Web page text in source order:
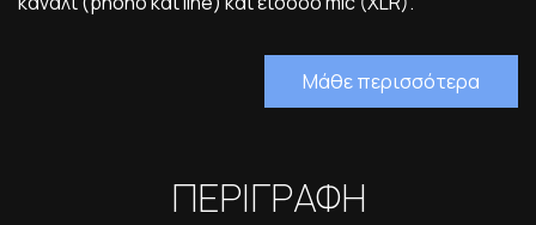
Μάθε περισσότερα
ΠΕΡΙΓΡΑΦΗ